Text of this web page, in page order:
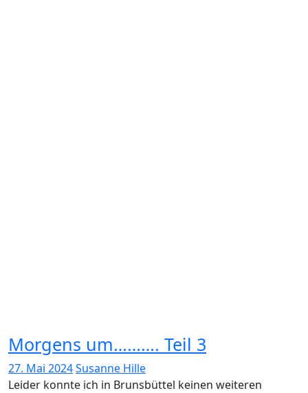
Morgens um………. Teil 3
27. Mai 2024Susanne Hille
Leider konnte ich in Brunsbüttel keinen weiteren